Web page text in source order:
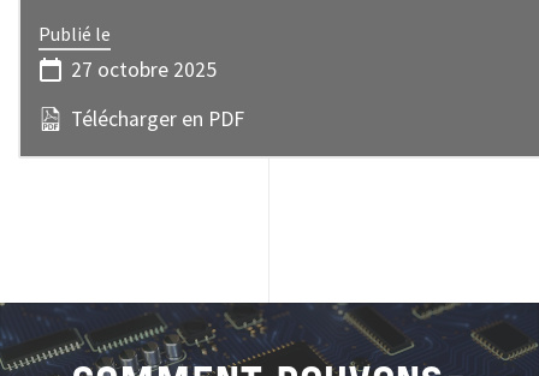
Publié le
27 octobre 2025
Télécharger en PDF